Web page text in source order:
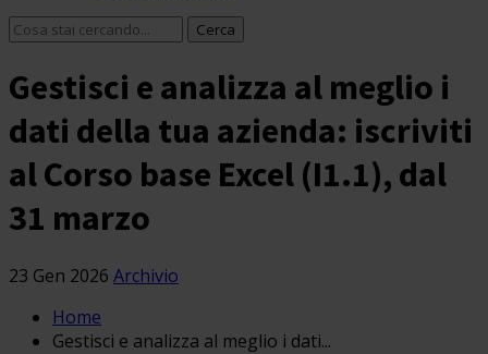
Gestisci e analizza al meglio i
dati della tua azienda: iscriviti
al Corso base Excel (I1.1), dal
31 marzo
23 Gen 2026 Archivio
Home
Gestisci e analizza al meglio i dati...